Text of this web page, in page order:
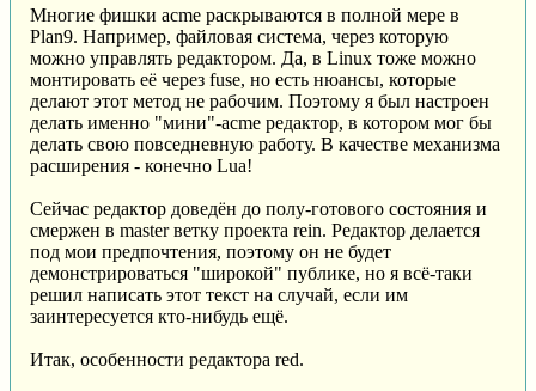
Многие фишки acme раскрываются в полной мере в
Plan9. Например, файловая система, через которую
можно управлять редактором. Да, в Linux тоже можно
монтировать её через fuse, но есть нюансы, которые
делают этот метод не рабочим. Поэтому я был настроен
делать именно "мини"-acme редактор, в котором мог бы
делать свою повседневную работу. В качестве механизма
расширения - конечно Lua!
Сейчас редактор доведён до полу-готового состояния и
смержен в master ветку проекта rein. Редактор делается
под мои предпочтения, поэтому он не будет
демонстрироваться "широкой" публике, но я всё-таки
решил написать этот текст на случай, если им
заинтересуется кто-нибудь ещё.
Итак, особенности редактора red.